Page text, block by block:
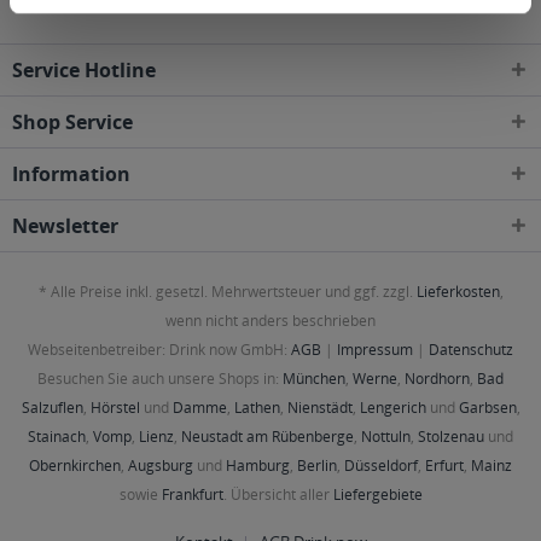
Service Hotline
Shop Service
Information
Newsletter
* Alle Preise inkl. gesetzl. Mehrwertsteuer und ggf. zzgl. Lieferkosten,
wenn nicht anders beschrieben
Webseitenbetreiber: Drink now GmbH: AGB | Impressum | Datenschutz
Besuchen Sie auch unsere Shops in: München, Werne, Nordhorn, Bad
Salzuflen, Hörstel und Damme, Lathen, Nienstädt, Lengerichund Garbsen,
Stainach, Vomp, Lienz, Neustadt am Rübenberge, Nottuln, Stolzenau und
Obernkirchen, Augsburg und Hamburg, Berlin, Düsseldorf, Erfurt, Mainz
sowie Frankfurt. Übersicht aller Liefergebiete